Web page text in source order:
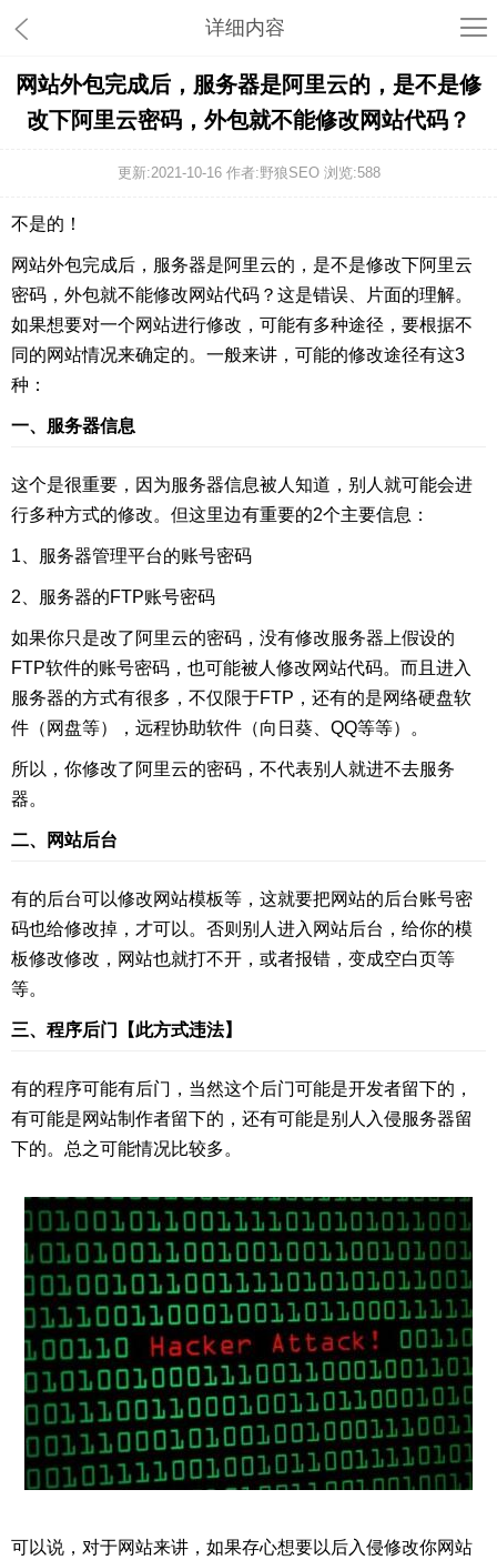
详细内容
网站外包完成后，服务器是阿里云的，是不是修
改下阿里云密码，外包就不能修改网站代码？
更新:2021-10-16 作者:野狼SEO 浏览:588
不是的！
网站外包完成后，服务器是阿里云的，是不是修改下阿里云
密码，外包就不能修改网站代码？这是错误、片面的理解。
如果想要对一个网站进行修改，可能有多种途径，要根据不
同的网站情况来确定的。一般来讲，可能的修改途径有这3
种：
一、服务器信息
这个是很重要，因为服务器信息被人知道，别人就可能会进
行多种方式的修改。但这里边有重要的2个主要信息：
1、服务器管理平台的账号密码
2、服务器的FTP账号密码
如果你只是改了阿里云的密码，没有修改服务器上假设的
FTP软件的账号密码，也可能被人修改网站代码。而且进入
服务器的方式有很多，不仅限于FTP，还有的是网络硬盘软
件（网盘等），远程协助软件（向日葵、QQ等等）。
所以，你修改了阿里云的密码，不代表别人就进不去服务
器。
二、网站后台
有的后台可以修改网站模板等，这就要把网站的后台账号密
码也给修改掉，才可以。否则别人进入网站后台，给你的模
板修改修改，网站也就打不开，或者报错，变成空白页等
等。
三、程序后门【此方式违法】
有的程序可能有后门，当然这个后门可能是开发者留下的，
有可能是网站制作者留下的，还有可能是别人入侵服务器留
下的。总之可能情况比较多。
可以说，对于网站来讲，如果存心想要以后入侵修改你网站